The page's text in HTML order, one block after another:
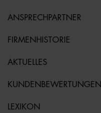
ANSPRECHPARTNER
FIRMENHISTORIE
AKTUELLES
KUNDENBEWERTUNGEN
LEXIKON